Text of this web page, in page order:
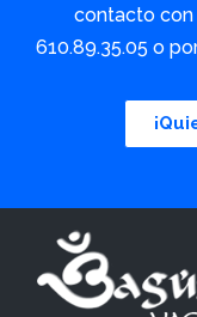
contacto
610.89.35.05 o